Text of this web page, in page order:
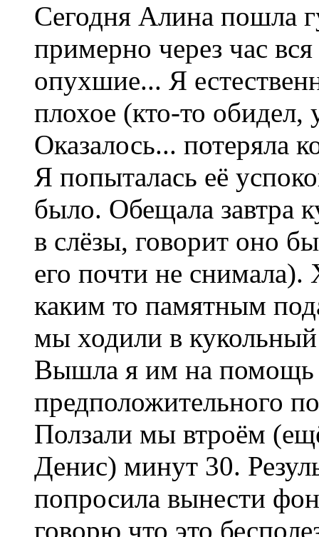
Сегодня Алина пошла
примерно через час вся
опухшие... Я
плохое (кто-то обидел,
Оказалось... потеряла
Я попыталась её
было. Обещала завтра
в слёзы, говорит оно
его почти не
каким то памятным
мы ходили в кукольный
Вышла я им на помощь
предположительного
Ползали мы втроём
Денис) минут 30.
попросила вынести
говорю что это